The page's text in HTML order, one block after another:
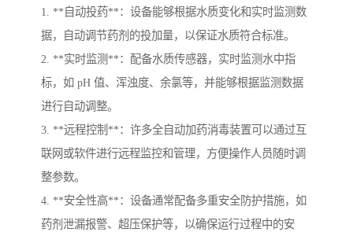
1. **自动投药**：设备能够根据水质变化和实时监测数
据，自动调节药剂的投加量，以保证水质符合标准。
2. **实时监测**：配备水质传感器，实时监测水中指
标，如 pH 值、浑浊度、余氯等，并能够根据监测数据
进行自动调整。
3. **远程控制**：许多全自动加药消毒装置可以通过互
联网或软件进行远程监控和管理，方便操作人员随时调
整参数。
4. **安全性高**：设备通常配备多重安全防护措施，如
药剂泄漏报警、超压保护等，以确保运行过程中的安